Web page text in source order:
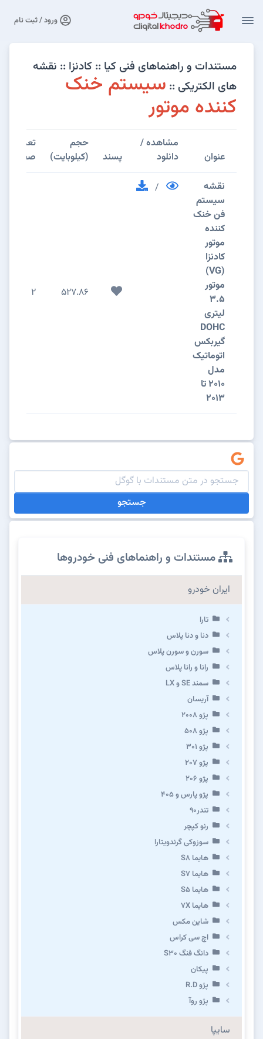
ورود / ثبت نام
مستندات و راهنماهای فنی کیا :: کادنزا :: نقشه
های الکتریکی :: سیستم خنک
کننده موتور
عنوان
مشاهده /
دانلود
پسند
حجم
(کیلوبایت)
تعداد
صفحات
نقشه
سیستم
فن خنک
کننده
موتور
کادنزا
(VG)
موتور
3.5
لیتری
DOHC
گیربکس
اتوماتیک
مدل
2010 تا
2013
/
527.86
2
جستجو
مستندات و راهنماهای فنی خودروها
ایران خودرو
تارا
دنا و دنا پلاس
سورن و سورن پلاس
رانا و رانا پلاس
سمند SE و LX
آریسان
پژو ۲۰۰۸
پژو ۵۰۸
پژو 301
پژو ۲۰۷
پژو ۲۰۶
پژو پارس و ۴۰۵
تندر۹۰
رنو کپچر
سوزوکی گرندویتارا
هایما S8
هایما S7
هایما S5
هایما 7X
شاین مکس
اچ سی کراس
دانگ فنگ S30
پیکان
پژو R.D
پژو روآ
سایپا